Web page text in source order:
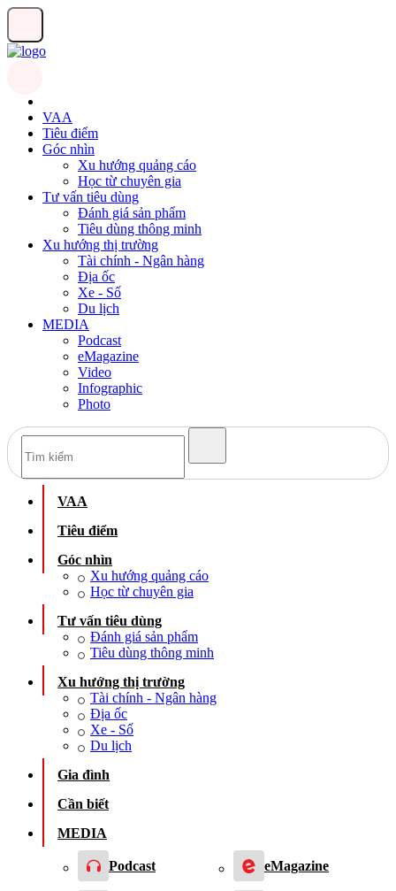
VAA
Tiêu điểm
Góc nhìn
Xu hướng quảng cáo
Học từ chuyên gia
Tư vấn tiêu dùng
Đánh giá sản phẩm
Tiêu dùng thông minh
Xu hướng thị trường
Tài chính - Ngân hàng
Địa ốc
Xe - Số
Du lịch
MEDIA
Podcast
eMagazine
Video
Infographic
Photo
VAA
Tiêu điểm
Góc nhìn
Xu hướng quảng cáo
Học từ chuyên gia
Tư vấn tiêu dùng
Đánh giá sản phẩm
Tiêu dùng thông minh
Xu hướng thị trường
Tài chính - Ngân hàng
Địa ốc
Xe - Số
Du lịch
Gia đình
Cần biết
MEDIA
Podcast eMagazine